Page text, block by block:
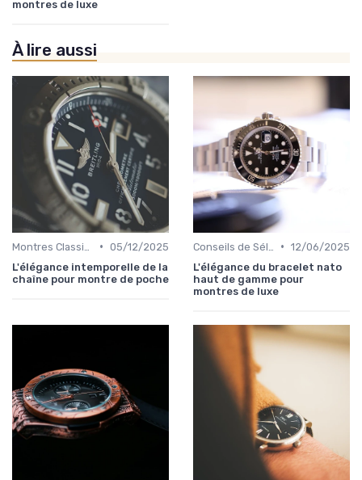
montres de luxe
À lire aussi
• 05/12/2025
L'élégance intemporelle de la
chaîne pour montre de poche
• 12/06/2025
L'élégance du bracelet nato
haut de gamme pour
montres de luxe